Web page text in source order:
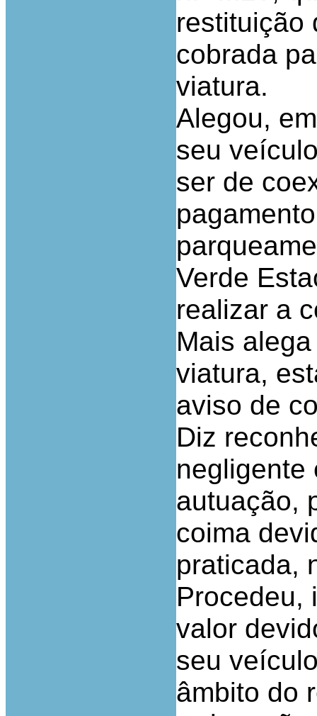
restituição
cobrada
viatura.
Alegou,
seu
ser de
Verde
realizar a
Mais
viatura,
aviso de
Diz
negligente
autuação,
coima
praticada,
Procedeu,
valor
seu
âmbito do